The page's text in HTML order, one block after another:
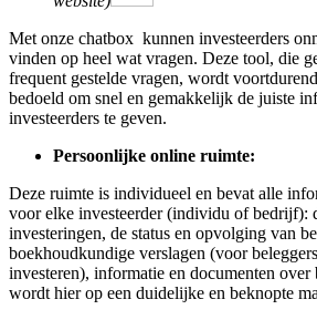
Met onze chatbox kunnen investeerders
vinden op heel wat vragen. Deze tool, die
frequent gestelde vragen, wordt
bedoeld om snel en gemakkelijk de juiste
investeerders te geven.
Persoonlijke online ruimte:
Deze ruimte is individueel en bevat alle
voor elke investeerder (individu of bedrijf):
investeringen, de status en opvolging van
boekhoudkundige verslagen (voor
investeren), informatie en documenten over
wordt hier op een duidelijke en beknopte